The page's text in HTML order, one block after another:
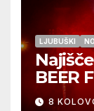
LJUBUŠKI
BEER
8